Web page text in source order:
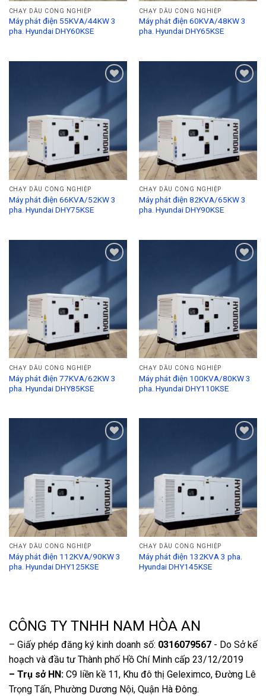
CHẠY DẦU CÔNG NGHIỆP
Máy phát điện 55KVA/44KW 3
pha. Hyundai DHY60KSE
CHẠY DẦU CÔNG NGHIỆP
Máy phát điện 60KVA/48KW 3
pha. Hyundai DHY65KSE
Wishlist
CHẠY DẦU CÔNG NGHIỆP
Máy phát điện 66KVA/52KW 3
pha. Hyundai DHY75KSE
Wishlist
CHẠY DẦU CÔNG NGHIỆP
Máy phát điện 82KVA/65KW 3
pha. Hyundai DHY90KSE
Wishlist
CHẠY DẦU CÔNG NGHIỆP
Máy phát điện 77KVA/62KW 3
pha. Hyundai DHY85KSE
Wishlist
CHẠY DẦU CÔNG NGHIỆP
Máy phát điện 100KVA/80KW 3
pha. Hyundai DHY110KSE
CHẠY DẦU CÔNG NGHIỆP
Máy phát điện 112KVA/90KW 3
pha. Hyundai DHY125KSE
CHẠY DẦU CÔNG NGHIỆP
Máy phát điện 132KVA 3 pha.
Hyundai DHY145KSE
CÔNG TY TNHH NAM HÒA AN
– Giấy phép đăng ký kinh doanh số: 0316079567 - Do Sở kế
hoạch và đầu tư Thành phố Hồ Chí Minh cấp 23/12/2019
– Trụ sở HN: C9 liền kề 11, Khu đô thị Geleximco, Đường Lê
Trọng Tấn, Phường Dương Nội, Quận Hà Đông.